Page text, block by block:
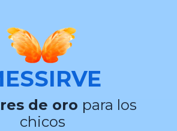
de oro para los
chicos